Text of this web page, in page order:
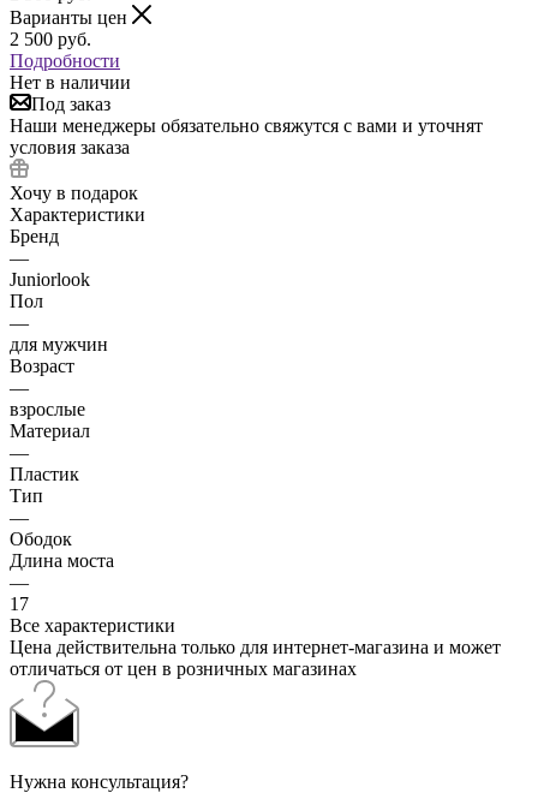
Варианты цен
2 500 руб.
Подробности
Нет в наличии
Под заказ
Наши менеджеры обязательно свяжутся с вами и уточнят
условия заказа
Хочу в подарок
Характеристики
Бренд
—
Juniorlook
Пол
—
для мужчин
Возраст
—
взрослые
Материал
—
Пластик
Тип
—
Ободок
Длина моста
—
17
Все характеристики
Цена действительна только для интернет-магазина и может
отличаться от цен в розничных магазинах
Нужна консультация?